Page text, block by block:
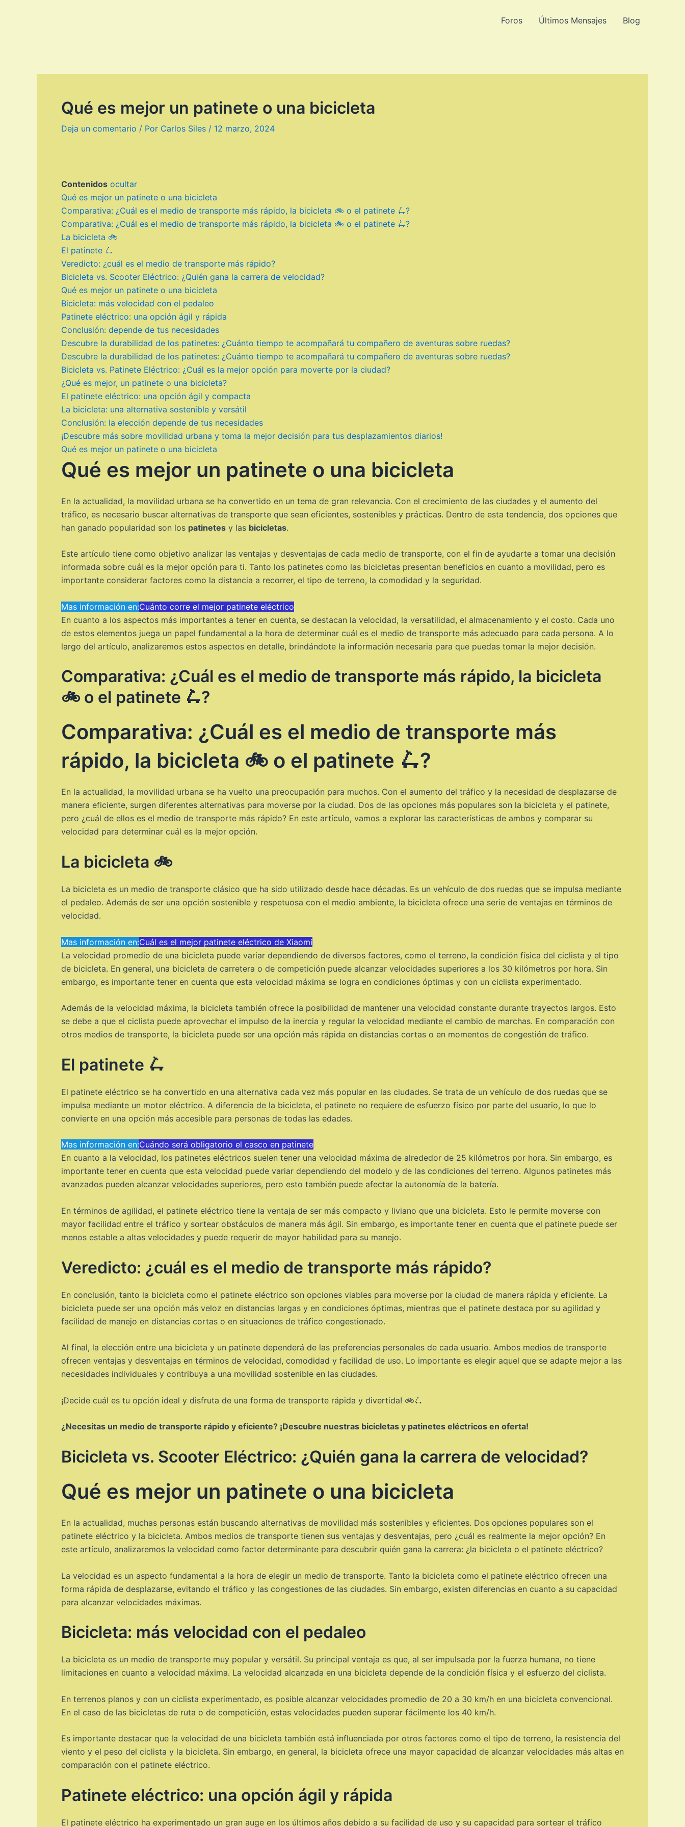
Foros Últimos Mensajes Blog
Qué es mejor un patinete o una bicicleta
Deja un comentario / Por Carlos Siles / 12 marzo, 2024
Contenidos ocultar
Qué es mejor un patinete o una bicicleta
Comparativa: ¿Cuál es el medio de transporte más rápido, la bicicleta 🚲 o el patinete 🛴?
Comparativa: ¿Cuál es el medio de transporte más rápido, la bicicleta 🚲 o el patinete 🛴?
La bicicleta 🚲
El patinete 🛴
Veredicto: ¿cuál es el medio de transporte más rápido?
Bicicleta vs. Scooter Eléctrico: ¿Quién gana la carrera de velocidad?
Qué es mejor un patinete o una bicicleta
Bicicleta: más velocidad con el pedaleo
Patinete eléctrico: una opción ágil y rápida
Conclusión: depende de tus necesidades
Descubre la durabilidad de los patinetes: ¿Cuánto tiempo te acompañará tu compañero de aventuras sobre ruedas?
Descubre la durabilidad de los patinetes: ¿Cuánto tiempo te acompañará tu compañero de aventuras sobre ruedas?
Bicicleta vs. Patinete Eléctrico: ¿Cuál es la mejor opción para moverte por la ciudad?
¿Qué es mejor, un patinete o una bicicleta?
El patinete eléctrico: una opción ágil y compacta
La bicicleta: una alternativa sostenible y versátil
Conclusión: la elección depende de tus necesidades
¡Descubre más sobre movilidad urbana y toma la mejor decisión para tus desplazamientos diarios!
Qué es mejor un patinete o una bicicleta
Qué es mejor un patinete o una bicicleta
En la actualidad, la movilidad urbana se ha convertido en un tema de gran relevancia. Con el crecimiento de las ciudades y el aumento del
tráfico, es necesario buscar alternativas de transporte que sean eficientes, sostenibles y prácticas. Dentro de esta tendencia, dos opciones que
han ganado popularidad son los patinetes y las bicicletas.
Este artículo tiene como objetivo analizar las ventajas y desventajas de cada medio de transporte, con el fin de ayudarte a tomar una decisión
informada sobre cuál es la mejor opción para ti. Tanto los patinetes como las bicicletas presentan beneficios en cuanto a movilidad, pero es
importante considerar factores como la distancia a recorrer, el tipo de terreno, la comodidad y la seguridad.
Mas información en:Cuánto corre el mejor patinete eléctrico
En cuanto a los aspectos más importantes a tener en cuenta, se destacan la velocidad, la versatilidad, el almacenamiento y el costo. Cada uno
de estos elementos juega un papel fundamental a la hora de determinar cuál es el medio de transporte más adecuado para cada persona. A lo
largo del artículo, analizaremos estos aspectos en detalle, brindándote la información necesaria para que puedas tomar la mejor decisión.
Comparativa: ¿Cuál es el medio de transporte más rápido, la bicicleta
🚲 o el patinete 🛴?
Comparativa: ¿Cuál es el medio de transporte más
rápido, la bicicleta 🚲 o el patinete 🛴?
En la actualidad, la movilidad urbana se ha vuelto una preocupación para muchos. Con el aumento del tráfico y la necesidad de desplazarse de
manera eficiente, surgen diferentes alternativas para moverse por la ciudad. Dos de las opciones más populares son la bicicleta y el patinete,
pero ¿cuál de ellos es el medio de transporte más rápido? En este artículo, vamos a explorar las características de ambos y comparar su
velocidad para determinar cuál es la mejor opción.
La bicicleta 🚲
La bicicleta es un medio de transporte clásico que ha sido utilizado desde hace décadas. Es un vehículo de dos ruedas que se impulsa mediante
el pedaleo. Además de ser una opción sostenible y respetuosa con el medio ambiente, la bicicleta ofrece una serie de ventajas en términos de
velocidad.
Mas información en:Cuál es el mejor patinete eléctrico de Xiaomi
La velocidad promedio de una bicicleta puede variar dependiendo de diversos factores, como el terreno, la condición física del ciclista y el tipo
de bicicleta. En general, una bicicleta de carretera o de competición puede alcanzar velocidades superiores a los 30 kilómetros por hora. Sin
embargo, es importante tener en cuenta que esta velocidad máxima se logra en condiciones óptimas y con un ciclista experimentado.
Además de la velocidad máxima, la bicicleta también ofrece la posibilidad de mantener una velocidad constante durante trayectos largos. Esto
se debe a que el ciclista puede aprovechar el impulso de la inercia y regular la velocidad mediante el cambio de marchas. En comparación con
otros medios de transporte, la bicicleta puede ser una opción más rápida en distancias cortas o en momentos de congestión de tráfico.
El patinete 🛴
El patinete eléctrico se ha convertido en una alternativa cada vez más popular en las ciudades. Se trata de un vehículo de dos ruedas que se
impulsa mediante un motor eléctrico. A diferencia de la bicicleta, el patinete no requiere de esfuerzo físico por parte del usuario, lo que lo
convierte en una opción más accesible para personas de todas las edades.
Mas información en:Cuándo será obligatorio el casco en patinete
En cuanto a la velocidad, los patinetes eléctricos suelen tener una velocidad máxima de alrededor de 25 kilómetros por hora. Sin embargo, es
importante tener en cuenta que esta velocidad puede variar dependiendo del modelo y de las condiciones del terreno. Algunos patinetes más
avanzados pueden alcanzar velocidades superiores, pero esto también puede afectar la autonomía de la batería.
En términos de agilidad, el patinete eléctrico tiene la ventaja de ser más compacto y liviano que una bicicleta. Esto le permite moverse con
mayor facilidad entre el tráfico y sortear obstáculos de manera más ágil. Sin embargo, es importante tener en cuenta que el patinete puede ser
menos estable a altas velocidades y puede requerir de mayor habilidad para su manejo.
Veredicto: ¿cuál es el medio de transporte más rápido?
En conclusión, tanto la bicicleta como el patinete eléctrico son opciones viables para moverse por la ciudad de manera rápida y eficiente. La
bicicleta puede ser una opción más veloz en distancias largas y en condiciones óptimas, mientras que el patinete destaca por su agilidad y
facilidad de manejo en distancias cortas o en situaciones de tráfico congestionado.
Al final, la elección entre una bicicleta y un patinete dependerá de las preferencias personales de cada usuario. Ambos medios de transporte
ofrecen ventajas y desventajas en términos de velocidad, comodidad y facilidad de uso. Lo importante es elegir aquel que se adapte mejor a las
necesidades individuales y contribuya a una movilidad sostenible en las ciudades.
¡Decide cuál es tu opción ideal y disfruta de una forma de transporte rápida y divertida! 🚲🛴
¿Necesitas un medio de transporte rápido y eficiente? ¡Descubre nuestras bicicletas y patinetes eléctricos en oferta!
Bicicleta vs. Scooter Eléctrico: ¿Quién gana la carrera de velocidad?
Qué es mejor un patinete o una bicicleta
En la actualidad, muchas personas están buscando alternativas de movilidad más sostenibles y eficientes. Dos opciones populares son el
patinete eléctrico y la bicicleta. Ambos medios de transporte tienen sus ventajas y desventajas, pero ¿cuál es realmente la mejor opción? En
este artículo, analizaremos la velocidad como factor determinante para descubrir quién gana la carrera: ¿la bicicleta o el patinete eléctrico?
La velocidad es un aspecto fundamental a la hora de elegir un medio de transporte. Tanto la bicicleta como el patinete eléctrico ofrecen una
forma rápida de desplazarse, evitando el tráfico y las congestiones de las ciudades. Sin embargo, existen diferencias en cuanto a su capacidad
para alcanzar velocidades máximas.
Bicicleta: más velocidad con el pedaleo
La bicicleta es un medio de transporte muy popular y versátil. Su principal ventaja es que, al ser impulsada por la fuerza humana, no tiene
limitaciones en cuanto a velocidad máxima. La velocidad alcanzada en una bicicleta depende de la condición física y el esfuerzo del ciclista.
En terrenos planos y con un ciclista experimentado, es posible alcanzar velocidades promedio de 20 a 30 km/h en una bicicleta convencional.
En el caso de las bicicletas de ruta o de competición, estas velocidades pueden superar fácilmente los 40 km/h.
Es importante destacar que la velocidad de una bicicleta también está influenciada por otros factores como el tipo de terreno, la resistencia del
viento y el peso del ciclista y la bicicleta. Sin embargo, en general, la bicicleta ofrece una mayor capacidad de alcanzar velocidades más altas en
comparación con el patinete eléctrico.
Patinete eléctrico: una opción ágil y rápida
El patinete eléctrico ha experimentado un gran auge en los últimos años debido a su facilidad de uso y su capacidad para sortear el tráfico